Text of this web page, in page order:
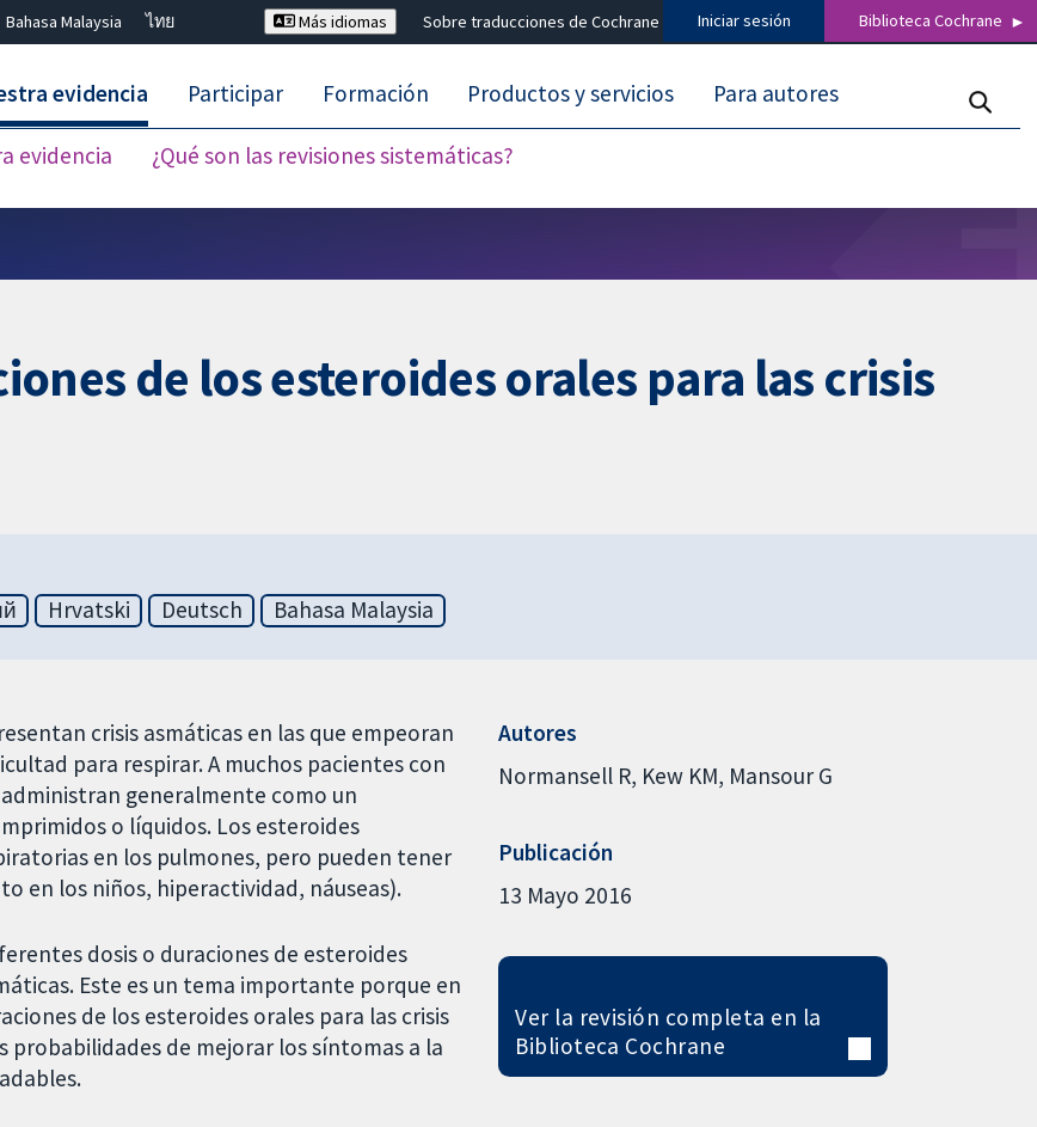
Bahasa Malaysia
ไทย
Más idiomas Sobre traducciones de Cochrane Iniciar sesión Biblioteca Cochrane
evidencia
evidencia ¿Qué son las revisiones sistemáticas?
Participar Formación Productos y servicios Para autores
de los esteroides orales para las crisis
Hrvatski Deutsch Bahasa Malaysia
crisis asmáticas en las que empeoran
para respirar. A muchos pacientes con
generalmente como un
o líquidos. Los esteroides
en los pulmones, pero pueden tener
en los niños, hiperactividad, náuseas).
dosis o duraciones de esteroides
Este es un tema importante porque en
de los esteroides orales para las crisis
probabilidades de mejorar los síntomas a la
Autores
Normansell R Kew KM Mansour G
Publicación
13 Mayo 2016
Ver la revisión completa en la
Biblioteca Cochrane